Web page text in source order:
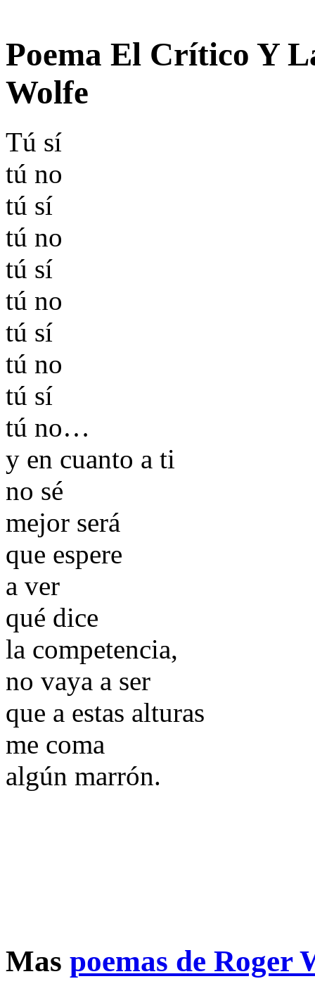
Poema El Crítico Y
Wolfe
Tú sí
tú no
tú sí
tú no
tú sí
tú no
tú sí
tú no
tú sí
tú no…
y en cuanto a ti
no sé
mejor será
que espere
a ver
qué dice
la competencia,
no vaya a ser
que a estas alturas
me coma
algún marrón.
Mas poemas de Roger